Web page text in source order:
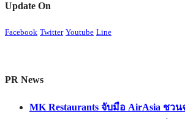
Update On
Facebook Twitter Youtube Line
PR News
MK Restaurants จับมือ AirAsia ชว